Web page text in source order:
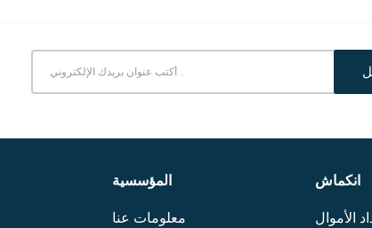
المؤسسية
معلومات عنا
انكماش
الأموال